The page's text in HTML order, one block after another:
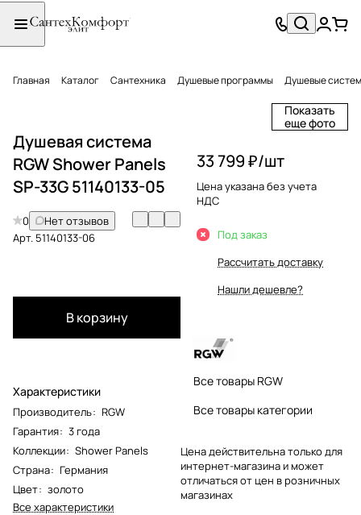
Главная Каталог Сантехника Душевые программы Душевые
Показать
еще фото
Душевая система
RGW Shower Panels
SP-33G 51140133-05
0
Нет отзывов
Арт. 51140133-06
В корзину
Характеристики
Производитель: RGW
Гарантия: 3 года
Коллекции: Shower Panels
Страна: Германия
Цвет: золото
Все характеристики
33 799 ₽/шт
Цена указана без учета
НДС
Под заказ
Рассчитать доставку
Нашли дешевле?
Все товары RGW
Все товары категории
Цена действительна только для
интернет-магазина и может
отличаться от цен в розничных
магазинах